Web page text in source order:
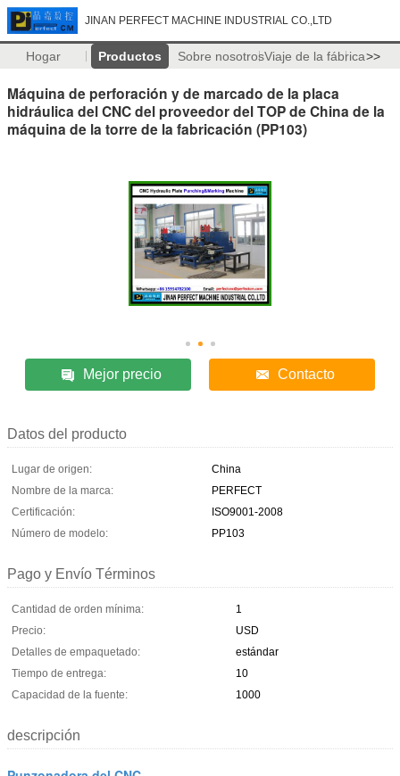
JINAN PERFECT MACHINE INDUSTRIAL CO.,LTD
Hogar Productos Sobre nosotrosViaje de la fábrica>>
Máquina de perforación y de marcado de la placa
hidráulica del CNC del proveedor del TOP de China de la
máquina de la torre de la fabricación (PP103)
Mejor precio Contacto
Datos del producto
Lugar de origen:
China
Nombre de la marca:
PERFECT
Certificación:
ISO9001-2008
Número de modelo:
PP103
Pago y Envío Términos
Cantidad de orden mínima:
1
Precio:
USD
Detalles de empaquetado:
estándar
Tiempo de entrega:
10
Capacidad de la fuente:
1000
descripción